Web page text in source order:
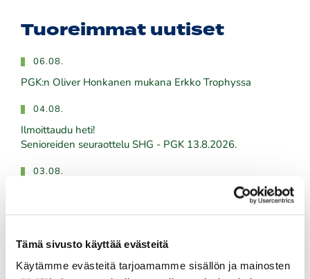
Tämä sivusto käyttää evästeitä
Käytämme evästeitä tarjoamamme sisällön ja mainosten
Tuoreimmat uutiset
06.08.
PGK:n Oliver Honkanen mukana Erkko Trophyssa
04.08.
Ilmoittaudu heti!
​​​​​​​Senioreiden seuraottelu SHG - PGK 13.8.2026.
03.08.
PGK:n miesten ja naisten seuran mestaruudesta pelataan